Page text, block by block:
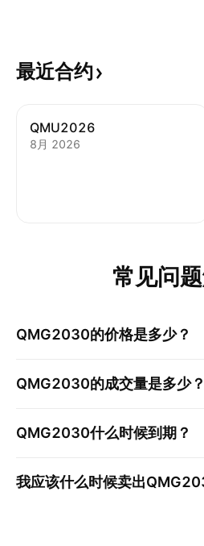
最近合约
QMU2026
8月 2026
常见问
QMG2030的价格是多少？
QMG2030的成交量是多少？
QMG2030什么时候到期？
我应该什么时候卖出